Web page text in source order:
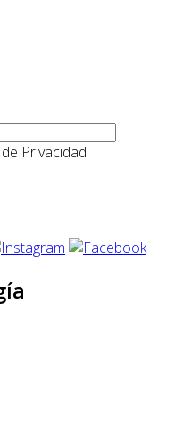
Privacidad